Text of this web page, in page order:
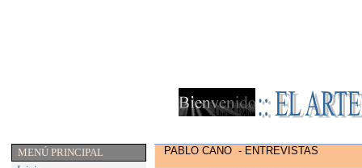
MENÚ PRINCIPAL
PABLO CANO- ENTREVISTAS